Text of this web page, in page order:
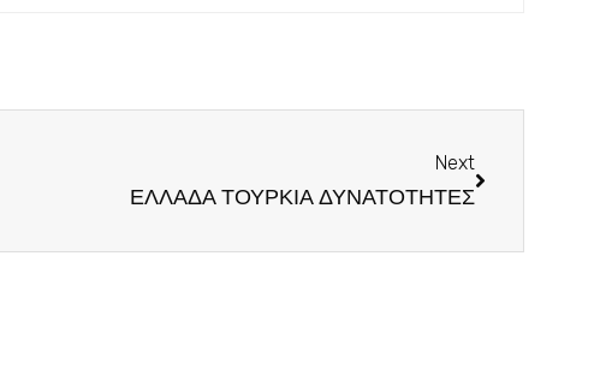
Next
ΕΛΛΑΔΑ ΤΟΥΡΚΙΑ ΔΥΝΑΤΟΤΗΤΕΣ